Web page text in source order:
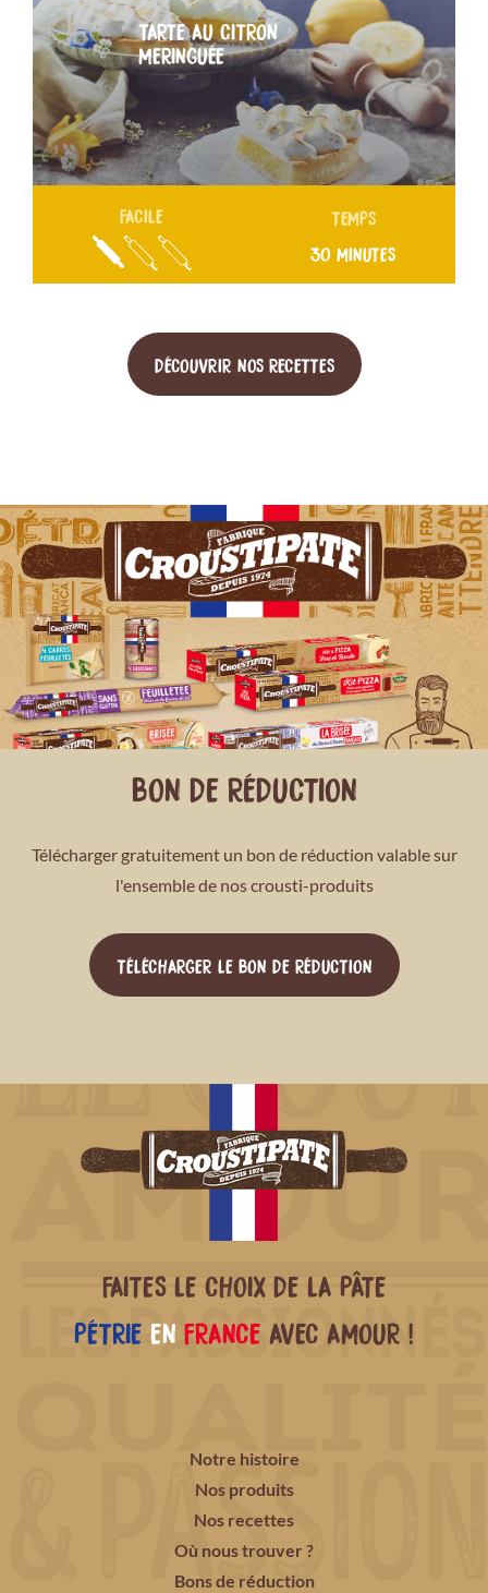
TARTE AU CITRON
MERINGUÉE
FACILE TEMPS
30 MINUTES
DÉCOUVRIR NOS RECETTES
BON DE RÉDUCTION
Télécharger gratuitement un bon de réduction valable sur
l'ensemble de nos crousti-produits
TÉLÉCHARGER LE BON DE RÉDUCTION
FAITES LE CHOIX DE LA PÂTE
PÉTRIE EN FRANCE AVEC AMOUR !
Notre histoire
Nos produits
Nos recettes
Où nous trouver ?
Bons de réduction